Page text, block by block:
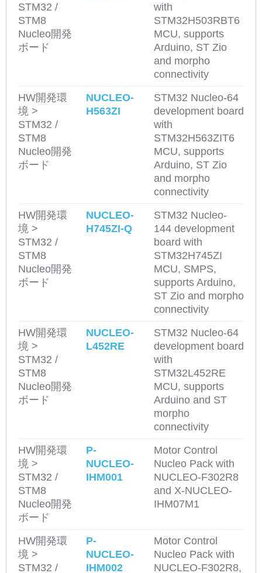
STM32 /
STM8
Nucleo開発
ボード
with
STM32H503RBT6
MCU, supports
Arduino, ST Zio
and morpho
connectivity
HW開発環
境 >
STM32 /
STM8
Nucleo開発
ボード
NUCLEO-
H563ZI
STM32 Nucleo-64
development board
with
STM32H563ZIT6
MCU, supports
Arduino, ST Zio
and morpho
connectivity
HW開発環
境 >
STM32 /
STM8
Nucleo開発
ボード
NUCLEO-
H745ZI-Q
STM32 Nucleo-
144 development
board with
STM32H745ZI
MCU, SMPS,
supports Arduino,
ST Zio and morpho
connectivity
HW開発環
境 >
STM32 /
STM8
Nucleo開発
ボード
NUCLEO-
L452RE
STM32 Nucleo-64
development board
with
STM32L452RE
MCU, supports
Arduino and ST
morpho
connectivity
HW開発環
境 >
STM32 /
STM8
Nucleo開発
ボード
P-
NUCLEO-
IHM001
Motor Control
Nucleo Pack with
NUCLEO-F302R8
and X-NUCLEO-
IHM07M1
HW開発環
境 >
STM32 /
P-
NUCLEO-
IHM002
Motor Control
Nucleo Pack with
NUCLEO-F302R8,